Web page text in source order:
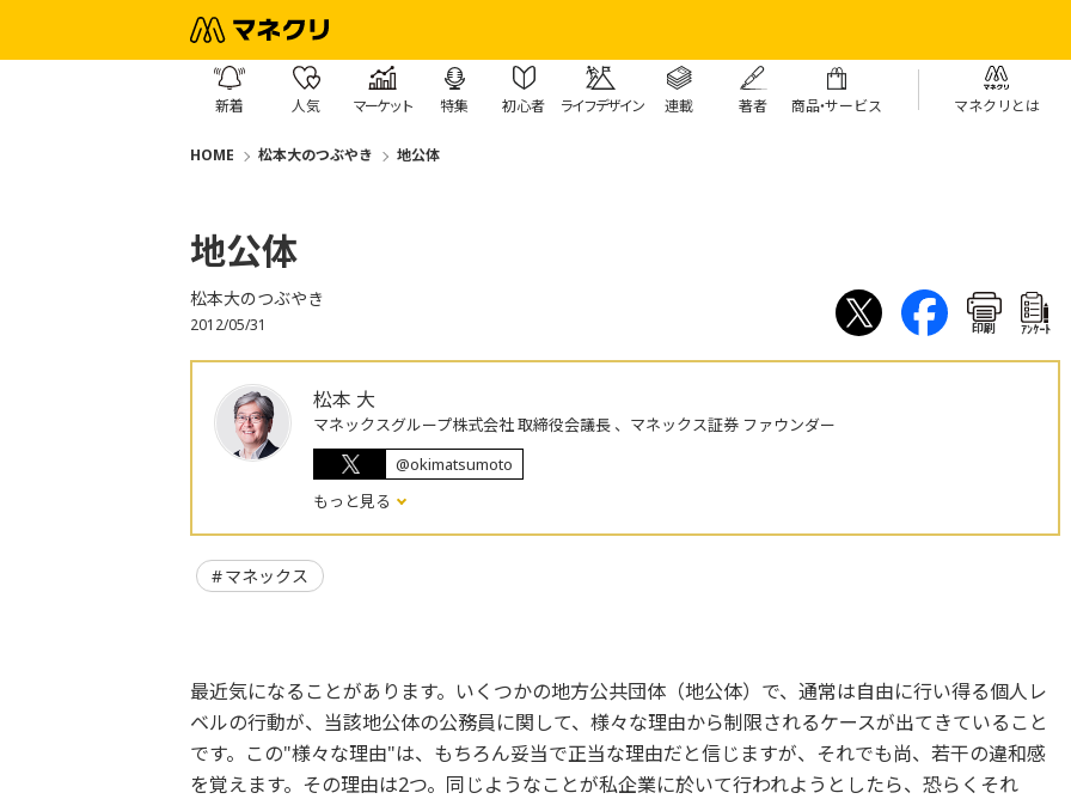
新着 人気 マーケット 特集 初心者 ライフデザイン 連載 著者 商品・サービス マネクリとは
HOME 松本大のつぶやき 地公体
地公体
松本大のつぶやき
2012/05/31 印刷 ｱﾝｹｰﾄ
松本 大
マネックスグループ株式会社 取締役会議長 、マネックス証券 ファウンダー
@okimatsumoto
もっと見る
マネックス
最近気になることがあります。いくつかの地方公共団体（地公体）で、通常は自由に行い得る個人レ
ベルの行動が、当該地公体の公務員に関して、様々な理由から制限されるケースが出てきていること
です。この"様々な理由"は、もちろん妥当で正当な理由だと信じますが、それでも尚、若干の違和感
を覚えます。その理由は2つ。同じようなことが私企業に於いて行われようとしたら、恐らくそれ